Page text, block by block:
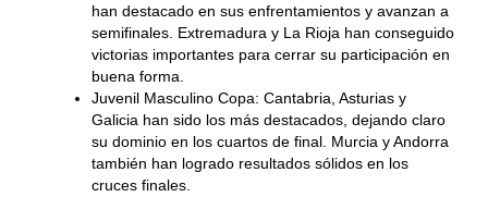
han destacado en sus enfrentamientos y avanzan a
semifinales. Extremadura y La Rioja han conseguido
victorias importantes para cerrar su participación en
buena forma.
Juvenil Masculino Copa: Cantabria, Asturias y
Galicia han sido los más destacados, dejando claro
su dominio en los cuartos de final. Murcia y Andorra
también han logrado resultados sólidos en los
cruces finales.